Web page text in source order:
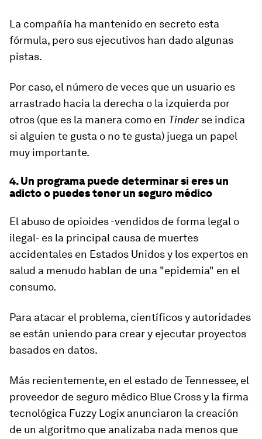
La compañía ha mantenido en secreto esta
fórmula, pero sus ejecutivos han dado algunas
pistas.
Por caso, el número de veces que un usuario es
arrastrado hacia la derecha o la izquierda por
otros (que es la manera como en Tinderse indica
si alguien te gusta o no te gusta) juega un papel
muy importante.
4. Un programa puede determinar si eres un
adicto o puedes tener un seguro médico
El abuso de opioides -vendidos de forma legal o
ilegal- es la principal causa de muertes
accidentales en Estados Unidos y los expertos en
salud a menudo hablan de una "epidemia" en el
consumo.
Para atacar el problema, científicos y autoridades
se están uniendo para crear y ejecutar proyectos
basados en datos.
Más recientemente, en el estado de Tennessee, el
proveedor de seguro médico Blue Cross y la firma
tecnológica Fuzzy Logix anunciaron la creación
de un algoritmo que analizaba nada menos que